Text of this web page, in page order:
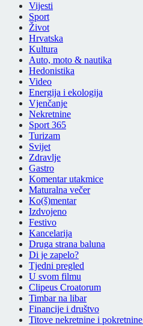
Vijesti
Sport
Život
Hrvatska
Kultura
Auto, moto & nautika
Hedonistika
Video
Energija i ekologija
Vjenčanje
Nekretnine
Sport 365
Turizam
Svijet
Zdravlje
Gastro
Komentar utakmice
Maturalna večer
Ko(š)mentar
Izdvojeno
Festivo
Kancelarija
Druga strana baluna
Di je zapelo?
Tjedni pregled
U svom filmu
Clipeus Croatorum
Timbar na libar
Financije i društvo
Titove nekretnine i